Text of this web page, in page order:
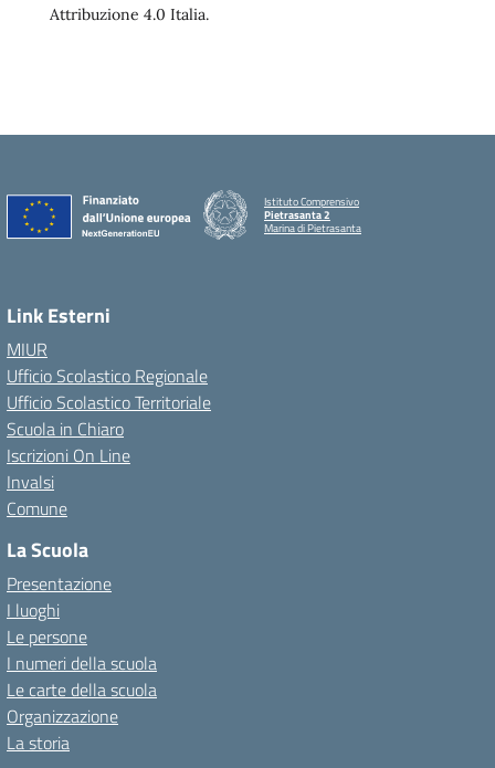
Attribuzione 4.0 Italia.
Istituto Comprensivo
Pietrasanta 2
Marina di Pietrasanta
Link Esterni
MIUR
Ufficio Scolastico Regionale
Ufficio Scolastico Territoriale
Scuola in Chiaro
Iscrizioni On Line
Invalsi
Comune
La Scuola
Presentazione
I luoghi
Le persone
I numeri della scuola
Le carte della scuola
Organizzazione
La storia